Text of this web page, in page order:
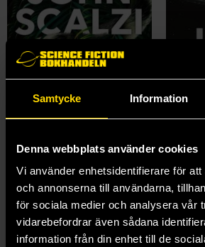
Samtycke Information
Denna webbplats använder cookies
Vi använder enhetsidentifierare för
och annonserna till användarna,
för sociala medier och analysera vår
vidarebefordrar även sådana
information från din enhet till de
Fuzzy Nation
John Scalzi
159 kr
Längre leveranstid
Agent
John
159